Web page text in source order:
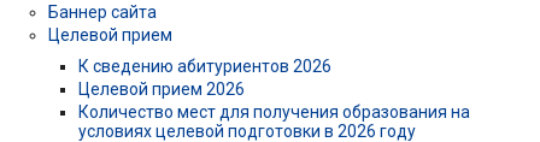
Баннер сайта
Целевой прием
К сведению абитуриентов 2026
Целевой прием 2026
Количество мест для получения образования на
условиях целевой подготовки в 2026 году